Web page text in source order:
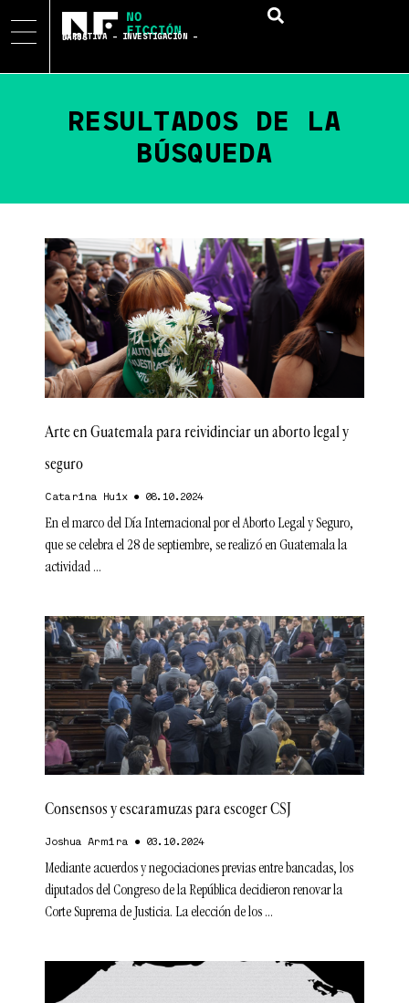
NARRATIVA – INVESTIGACIÓN – DATOS
RESULTADOS DE LA
BÚSQUEDA
Arte en Guatemala para reividinciar un aborto legal y
seguro
Catarina Huix 08.10.2024
En el marco del Día Internacional por el Aborto Legal y Seguro,
que se celebra el 28 de septiembre, se realizó en Guatemala la
actividad
Consensos y escaramuzas para escoger CSJ
Joshua Armira 03.10.2024
Mediante acuerdos y negociaciones previas entre bancadas, los
diputados del Congreso de la República decidieron renovar la
Corte Suprema de Justicia. La elección de los